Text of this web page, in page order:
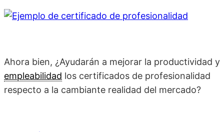
Ahora bien, ¿Ayudarán a mejorar la productividad y
empleabilidad los certificados de profesionalidad
respecto a la cambiante realidad del mercado?